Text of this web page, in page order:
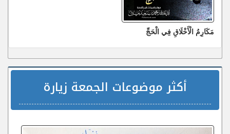
مَكَارِمُ الْأَخْلَاقِ فِي الْحَجِّ
أكثر موضوعات الجمعة زيارة